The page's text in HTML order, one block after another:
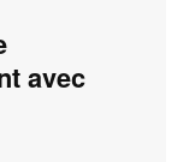
avec